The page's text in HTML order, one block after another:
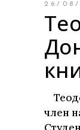
26/08/
член